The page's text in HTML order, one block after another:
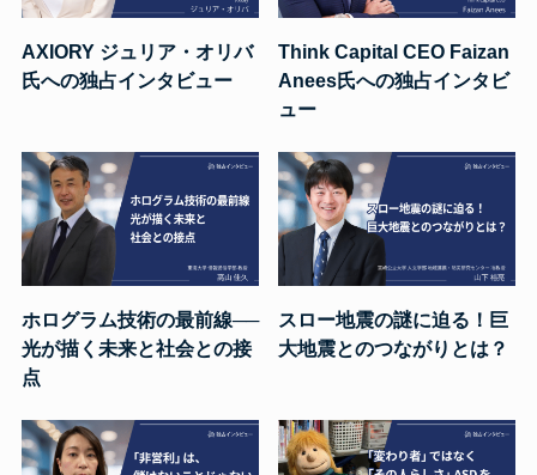
AXIORY ジュリア・オリバ
氏への独占インタビュー
Think Capital CEO Faizan
Anees氏への独占インタビ
ュー
ホログラム技術の最前線──
光が描く未来と社会との接
点
スロー地震の謎に迫る！巨
大地震とのつながりとは？